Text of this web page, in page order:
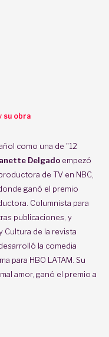
su obra
como una de "12
Delgado empezó
de TV en NBC,
ganó el premio
Columnista para
publicaciones, y
Cultura de la revista
la comedia
para HBO LATAM. Su
amor, ganó el premio a